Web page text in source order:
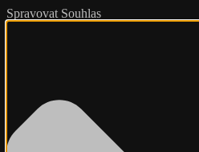
Spravovat Souhlas